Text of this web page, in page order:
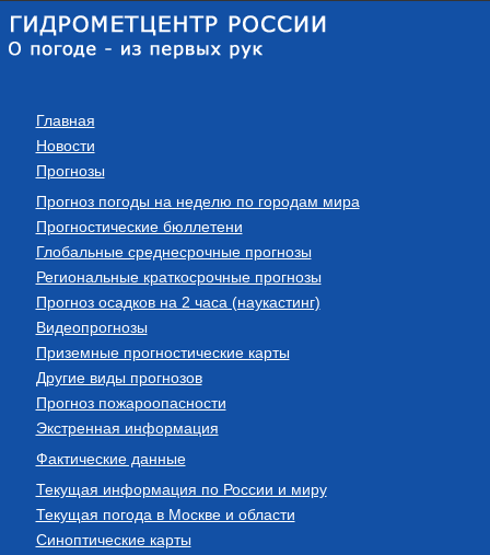
Главная
Новости
Прогнозы
Прогноз погоды на неделю по городам мира
Прогностические бюллетени
Глобальные среднесрочные прогнозы
Региональные краткосрочные прогнозы
Прогноз осадков на 2 часа (наукастинг)
Видеопрогнозы
Приземные прогностические карты
Другие виды прогнозов
Прогноз пожароопасности
Экстренная информация
Фактические данные
Текущая информация по России и миру
Текущая погода в Москве и области
Синоптические карты